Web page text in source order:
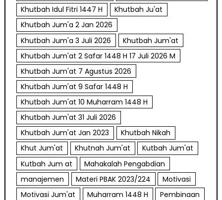
Khutbah Idul Fitri 1447 H
Khutbah Ju'at
Khutbah Jum'a 2 Jan 2026
Khutbah Jum'a 3 Juli 2026
Khutbah Jum'at
Khutbah Jum'at 2 Safar 1448 H 17 Juli 2026 M
Khutbah Jum'at 7 Agustus 2026
Khutbah Jum'at 9 Safar 1448 H
Khutbah Jum'at 10 Muharram 1448 H
Khutbah Jum'at 31 Juli 2026
Khutbah Jum'at Jan 2023
Khutbah Nikah
Khut Jum'at
Khutnah Jum'at
Kutbah Jum'at
Kutbah Jum at
Mahakalah Pengabdian
manajemen
Materi PBAK 2023/224
Motivasi
Motivasi Jum'at
Muharram 1448 H
Pembinaan